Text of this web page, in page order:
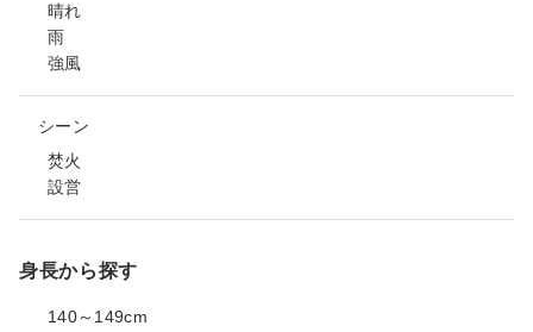
晴れ
雨
強風
シーン
焚火
設営
身長から探す
140～149cm